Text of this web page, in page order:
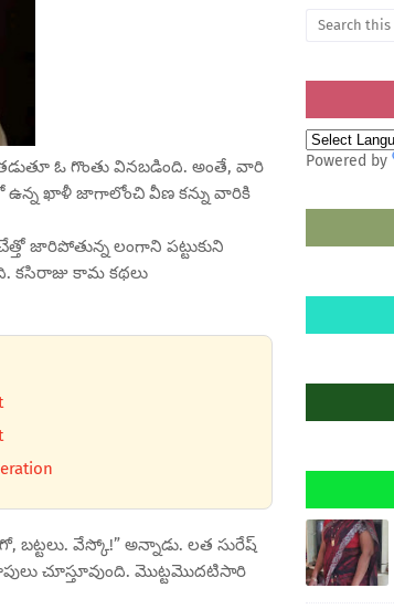
తడుతూ ఓ గొంతు వినబడింది. అంతే, వారి
ఉన్న ఖాళీ జాగాలోంచి వీణ కన్ను వారికి
జారిపోతున్న లంగాని పట్టుకుని
కసిరాజు కామ కథలు
బట్టలు. వేస్కో!” అన్నాడు. లత సురేష్
చూస్తూవుంది. మొట్టమొదటిసారి
Powered by